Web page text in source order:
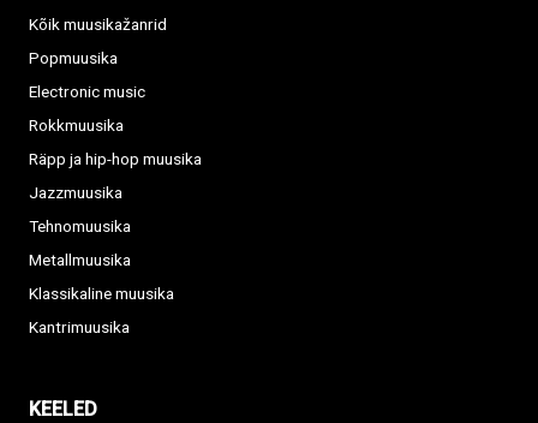
Kõik muusikažanrid
Popmuusika
Electronic music
Rokkmuusika
Räpp ja hip-hop muusika
Jazzmuusika
Tehnomuusika
Metallmuusika
Klassikaline muusika
Kantrimuusika
KEELED